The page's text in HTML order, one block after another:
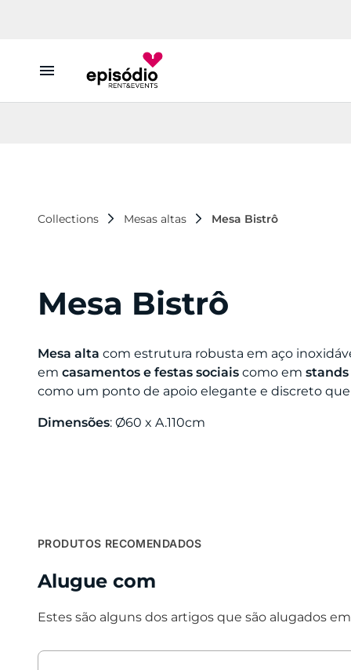
Aluguer
Collections Mesas altas Mesa Bistrô
Mesa Bistrô
Mesa alta com estrutura robusta em aço
em casamentos e festas sociais como em stands
como um ponto de apoio elegante e discreto
Dimensões: Ø60 x A.110cm
PRODUTOS RECOMENDADOS
Alugue com
Estes são alguns dos artigos que são alugados